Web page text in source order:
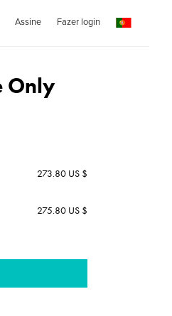
Assine Fazer login
Only
273.80 US $
275.80 US $